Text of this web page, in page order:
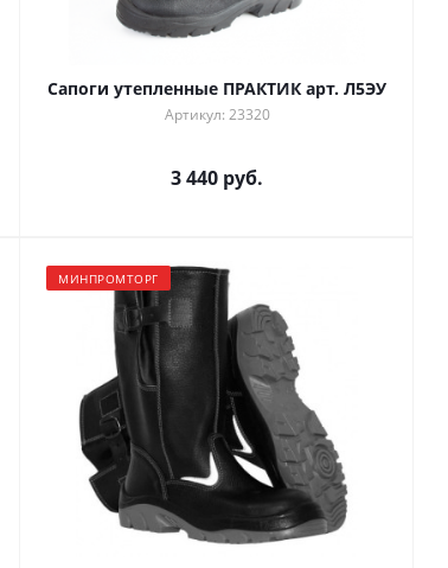
Сапоги утепленные ПРАКТИК арт. Л5ЭУ
Артикул: 23320
3 440 руб.
МИНПРОМТОРГ